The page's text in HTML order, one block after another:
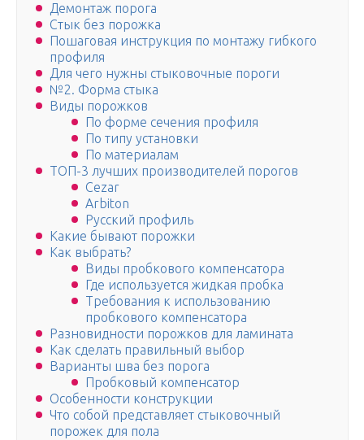
Демонтаж порога
Стык без порожка
Пошаговая инструкция по монтажу гибкого
профиля
Для чего нужны стыковочные пороги
№2. Форма стыка
Виды порожков
По форме сечения профиля
По типу установки
По материалам
ТОП-3 лучших производителей порогов
Cezar
Arbiton
Русский профиль
Какие бывают порожки
Как выбрать?
Виды пробкового компенсатора
Где используется жидкая пробка
Требования к использованию
пробкового компенсатора
Разновидности порожков для ламината
Как сделать правильный выбор
Варианты шва без порога
Пробковый компенсатор
Особенности конструкции
Что собой представляет стыковочный
порожек для пола